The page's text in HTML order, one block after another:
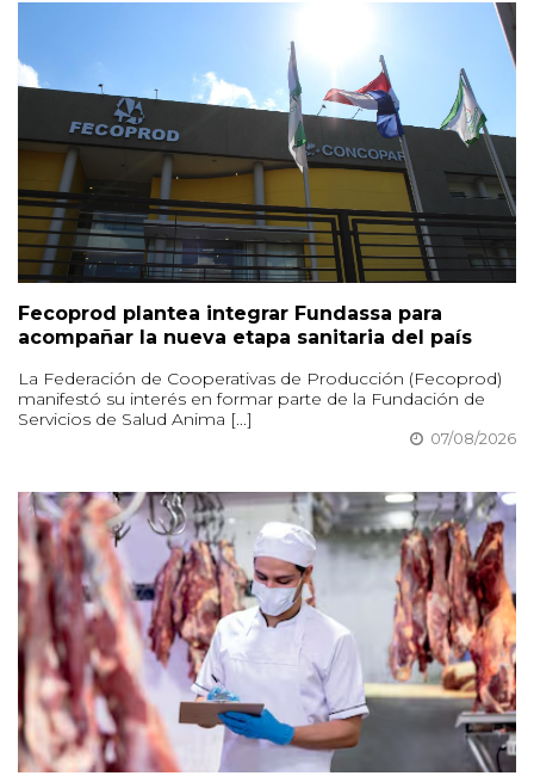
Fecoprod plantea integrar Fundassa para
acompañar la nueva etapa sanitaria del país
La Federación de Cooperativas de Producción (Fecoprod)
manifestó su interés en formar parte de la Fundación de
Servicios de Salud Anima [...]
07/08/2026